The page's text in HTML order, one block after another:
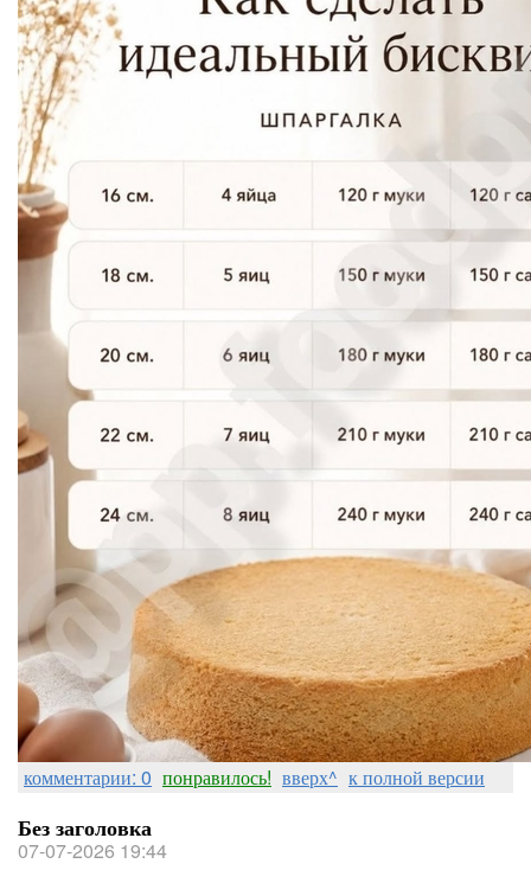
комментарии: 0 понравилось! вверх^ к полной версии
Без заголовка
07-07-2026 19:44